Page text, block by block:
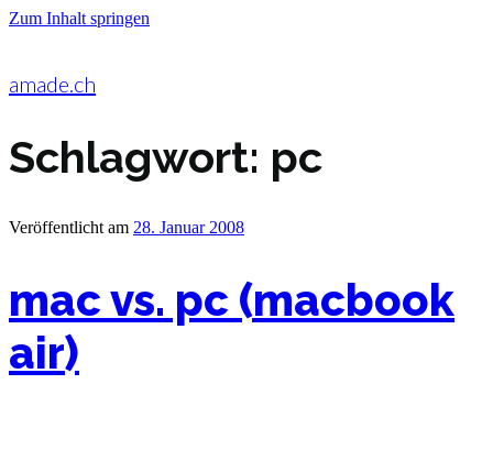
Zum Inhalt springen
amade.ch
Schlagwort: pc
Veröffentlicht am 28. Januar 2008
mac vs. pc (macbook
air)